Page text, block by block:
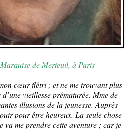
de Merteuil, à Paris
cœur flétri ; et ne me trouvant plus
vieillesse prématurée. Mme de
illusions de la jeunesse. Auprès
pour être heureux. La seule chose
va me prendre cette aventure ; car je